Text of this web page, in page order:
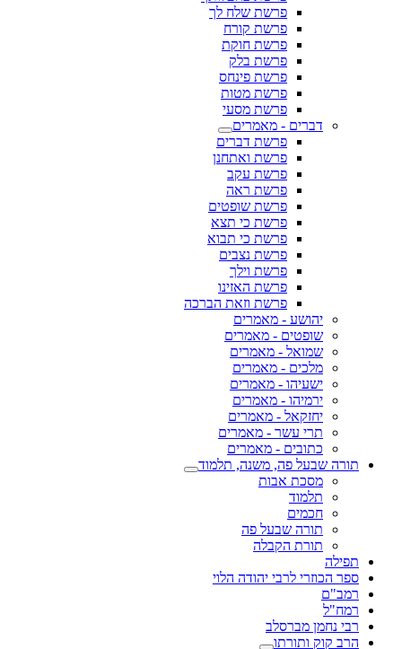
פרשת שלח לך
פרשת קורח
פרשת חוקת
פרשת בלק
פרשת פינחס
פרשת מטות
פרשת מסעי
דברים - מאמרים
פרשת דברים
פרשת ואתחנן
פרשת עקב
פרשת ראה
פרשת שופטים
פרשת כי תצא
פרשת כי תבוא
פרשת נצבים
פרשת וילך
פרשת האזינו
פרשת וזאת הברכה
יהושע - מאמרים
שופטים - מאמרים
שמואל - מאמרים
מלכים - מאמרים
ישעיהו - מאמרים
ירמיהו - מאמרים
יחזקאל - מאמרים
תרי עשר - מאמרים
כתובים - מאמרים
תורה שבעל פה, משנה, תלמוד
מסכת אבות
תלמוד
חכמים
תורה שבעל פה
תורת הקבלה
תפילה
ספר הכוזרי לרבי יהודה הלוי
רמב"ם
רמח"ל
רבי נחמן מברסלב
הרב קוק ותורתו